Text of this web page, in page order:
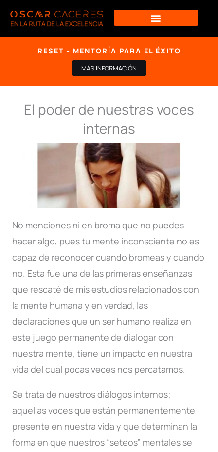
contenido
RESET - MENTORÍA PARA EL ÉXITO
MÁS INFORMACIÓN
El poder de nuestras voces
internas
No menciones ni en broma que no puedes
hacer algo, pues tu mente inconsciente no es
capaz de reconocer cuando bromeas y cuando
no. Esta fue una de las primeras enseñanzas
que rescaté de mis estudios relacionados con
la mente humana y en verdad, las
declaraciones que un ser humano realiza en
este juego permanente de dialogar con
nuestra mente, tiene un impacto en nuestra
vida del cual pocas veces nos percatamos.
Se trata de nuestros diálogos internos;
aquellas voces que están permanentemente
presente en nuestra vida y que determinan la
forma en que nuestros “seteos” mentales se